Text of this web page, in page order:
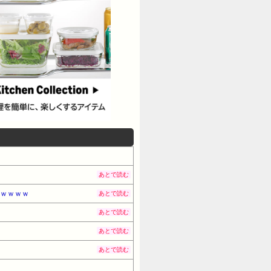
あとで読む
ｗｗｗ あとで読む
あとで読む
あとで読む
あとで読む